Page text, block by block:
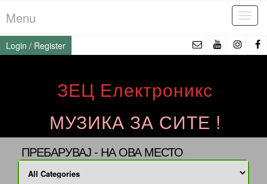
to
the
content
Menu
Login / Register
ЗЕЦ Електроникс
МУЗИКА ЗА СИТЕ !
ПРЕБАРУВАЈ - НА ОВА МЕСТО